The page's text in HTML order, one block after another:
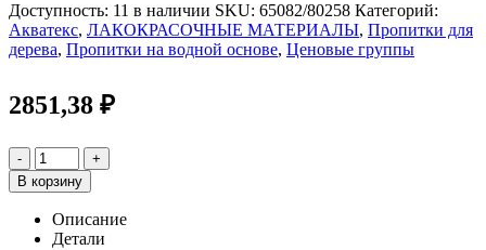
Доступность: 11 в наличии SKU: 65082/80258 Категорий:
Акватекс, ЛАКОКРАСОЧНЫЕ МАТЕРИАЛЫ, Пропитки для
дерева, Пропитки на водной основе, Ценовые группы
2851,38 ₽
-
+
В корзину
Описание
Детали